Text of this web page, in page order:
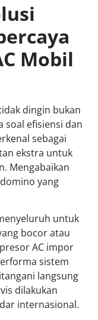
Mobil
dingin bukan
soal efisiensi dan
sebagai
ekstra untuk
Mengabaikan
yang
untuk
bocor atau
AC impor
sistem
langsung
dilakukan
internasional.